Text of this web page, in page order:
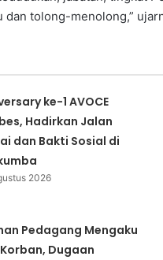
dan tolong-menolong,”
ke-1 AVOCE
Hadirkan Jalan
dan Bakti Sosial di
2026
Pedagang Mengaku
Dugaan